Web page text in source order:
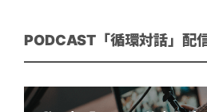
PODCAST「循環対話」配